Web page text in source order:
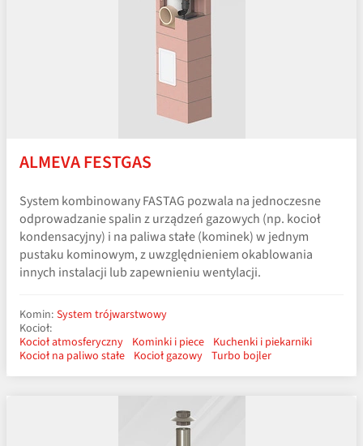
ALMEVA FESTGAS
System kombinowany FASTAG pozwala na jednoczesne
odprowadzanie spalin z urządzeń gazowych (np. kocioł
kondensacyjny) i na paliwa stałe (kominek) w jednym
pustaku kominowym, z uwzględnieniem okablowania
innych instalacji lub zapewnieniu wentylacji.
Komin: System trójwarstwowy
Kocioł:
Kocioł atmosferyczny Kominki i piece Kuchenki i piekarniki
Kocioł na paliwo stałe Kocioł gazowy Turbo bojler